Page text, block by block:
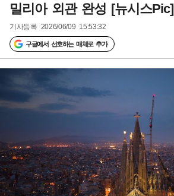
밀리아 외관 완성 [뉴시스Pic]
기사등록 2026/06/09 15:53:32
구글에서 선호하는 매체로 추가